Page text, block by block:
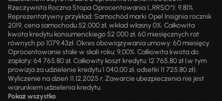
Rzeczywista Roczna Stopa Oprocentowania („RRSO“): 9,81%.
Reprezentatywny przykład: Samochód marki Opel Insignia rocznik
2019, cena samochodu 52 000 zł, wkład własny 0%. Całkowita
kwota kredytu konsumenckiego 52 000 zł, 60 miesięcznych rat
równych po 1079,43zł. Okres obowiązywania umowy: 60 miesięcy.
Oprocentowanie stałe w skali roku: 9,00%. Całkowita kwota do
zapłaty: 64 765,80 zł. Całkowity koszt kredytu: 12 765,80 zł (w tym
prowizja za udzielenie kredytu 1 040,00 zł, odsetki 11 725,80 zł).
Wyliczenie na dzień 11.12.2025 r. Zawarcie ubezpieczenia nie jest
warunkiem udzielenia kredytu.
Pokaż wszystko